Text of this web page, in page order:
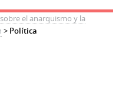
el anarquismo y la
> Política